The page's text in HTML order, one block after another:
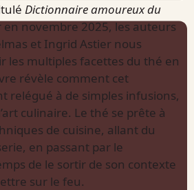
Dictionnaire amoureux du
novembre 2025, les auteurs
et Ingrid Astier nous
les multiples facettes du thé en
révèle comment cet
relégué à de simples infusions,
culinaire. Le thé se prête à
de cuisine, allant du
en passant par le
de le sortir de son contexte
sur le feu.